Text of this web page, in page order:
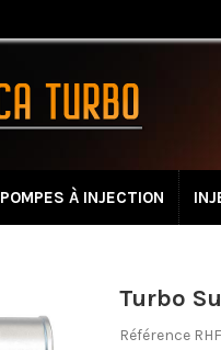
POMPES À INJECTION
Turbo
Référence